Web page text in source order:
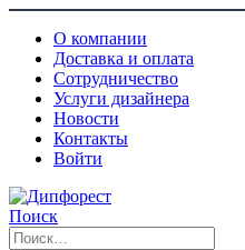
О компании
Доставка и оплата
Сотрудничество
Услуги дизайнера
Новости
Контакты
Войти
Поиск